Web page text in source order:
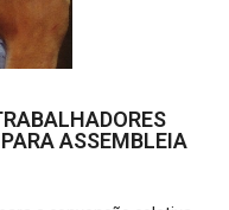
ASSEMBLEIA